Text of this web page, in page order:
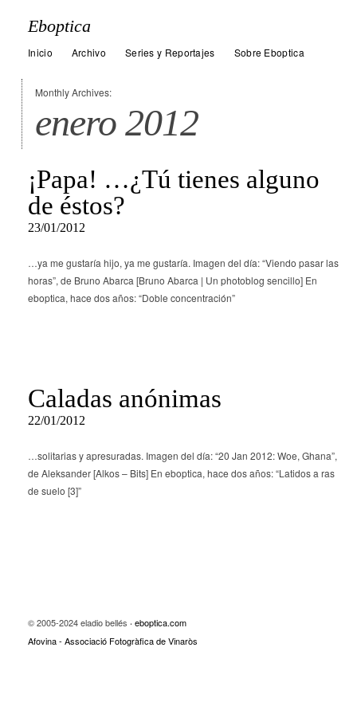
Eboptica
Inicio Archivo Series y Reportajes Sobre Eboptica
Monthly Archives:
enero 2012
¡Papa! …¿Tú tienes alguno
de éstos?
23/01/2012
…ya me gustaría hijo, ya me gustaría. Imagen del día: “Viendo pasar las
horas”, de Bruno Abarca [Bruno Abarca | Un photoblog sencillo] En
eboptica, hace dos años: “Doble concentración”
Caladas anónimas
22/01/2012
…solitarias y apresuradas. Imagen del día: “20 Jan 2012: Woe, Ghana”,
de Aleksander [Alkos – Bits] En eboptica, hace dos años: “Latidos a ras
de suelo [3]”
© 2005-2024 eladio bellés · eboptica.com
Afovina - Associació Fotogràfica de Vinaròs